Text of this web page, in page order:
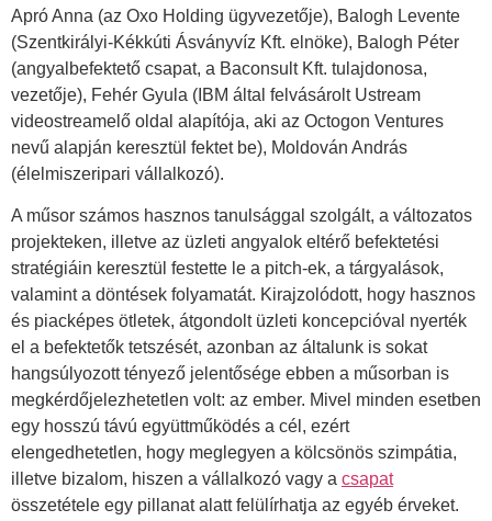
Apró Anna (az Oxo Holding ügyvezetője), Balogh Levente
(Szentkirályi-Kékkúti Ásványvíz Kft. elnöke), Balogh Péter
(angyalbefektető csapat, a Baconsult Kft. tulajdonosa,
vezetője), Fehér Gyula (IBM által felvásárolt Ustream
videostreamelő oldal alapítója, aki az Octogon Ventures
nevű alapján keresztül fektet be), Moldován András
(élelmiszeripari vállalkozó).
A műsor számos hasznos tanulsággal szolgált, a változatos
projekteken, illetve az üzleti angyalok eltérő befektetési
stratégiáin keresztül festette le a pitch-ek, a tárgyalások,
valamint a döntések folyamatát. Kirajzolódott, hogy hasznos
és piacképes ötletek, átgondolt üzleti koncepcióval nyerték
el a befektetők tetszését, azonban az általunk is sokat
hangsúlyozott tényező jelentősége ebben a műsorban is
megkérdőjelezhetetlen volt: az ember. Mivel minden esetben
egy hosszú távú együttműködés a cél, ezért
elengedhetetlen, hogy meglegyen a kölcsönös szimpátia,
illetve bizalom, hiszen a vállalkozó vagy a csapat
összetétele egy pillanat alatt felülírhatja az egyéb érveket.